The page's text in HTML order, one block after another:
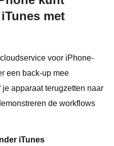
met
voor iPhone-
een back-up mee
apparaat terugzetten naar
de workflows
iTunes